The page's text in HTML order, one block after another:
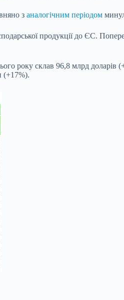
з аналогічним періодом
продукції до ЄС.
року склав 96,8 млрд доларів
(+17%).